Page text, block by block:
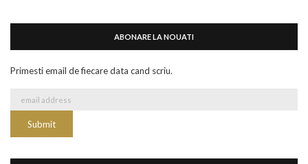
ABONARE LA NOUATI
Primesti email de fiecare data cand scriu.